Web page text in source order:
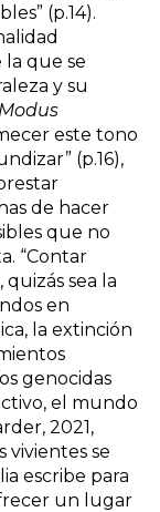
(p.14).
la que se
y su
Modus
este tono
(p.16),
de hacer
que no
“Contar
quizás sea la
en
la extinción
genocidas
el mundo
2021,
vivientes se
escribe para
un lugar